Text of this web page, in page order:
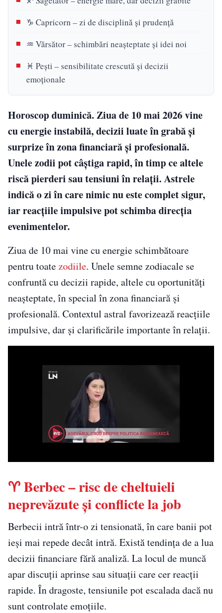
♑ Capricorn – zi de disciplină și prudență
♒ Vărsător – schimbări neașteptate și idei noi
♓ Pești – sensibilitate crescută și decizii
emoționale
Horoscop duminică. Ziua de 10 mai 2026 vine
cu energie instabilă, decizii luate în grabă și
surprize în zona financiară și profesională.
Unele zodii pot câștiga rapid, în timp ce altele
riscă pierderi sau tensiuni în relații. Astrele
indică o zi în care nimic nu este complet sigur,
iar reacțiile impulsive pot schimba direcția
evenimentelor.
Ziua de 10 mai vine cu energie schimbătoare
pentru toatezodiile. Unele semne zodiacale se
confruntă cu decizii rapide, altele cu oportunități
neașteptate, în special în zona financiară și
profesională. Contextul astral favorizează reacțiile
impulsive, dar și clarificările importante în relații.
♈ Berbec – risc de cheltuieli
neprevăzute și conflicte la job
Berbecii intră într-o zi tensionată, în care banii pot
ieși mai repede decât intră. Există tendința de a lua
decizii financiare fără analiză. La locul de muncă
apar discuții aprinse sau situații care cer reacții
rapide. În dragoste, tensiunile pot escalada dacă nu
sunt controlate emoțiile.